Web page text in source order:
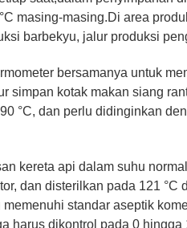
masing-masing.Di area
barbekyu, jalur produksi
bersamanya untuk
simpan kotak makan siang
°C, dan perlu didinginkan
kereta api dalam suhu
dan disterilkan pada 121
standar aseptik
harus dikontrol pada 0 hingga